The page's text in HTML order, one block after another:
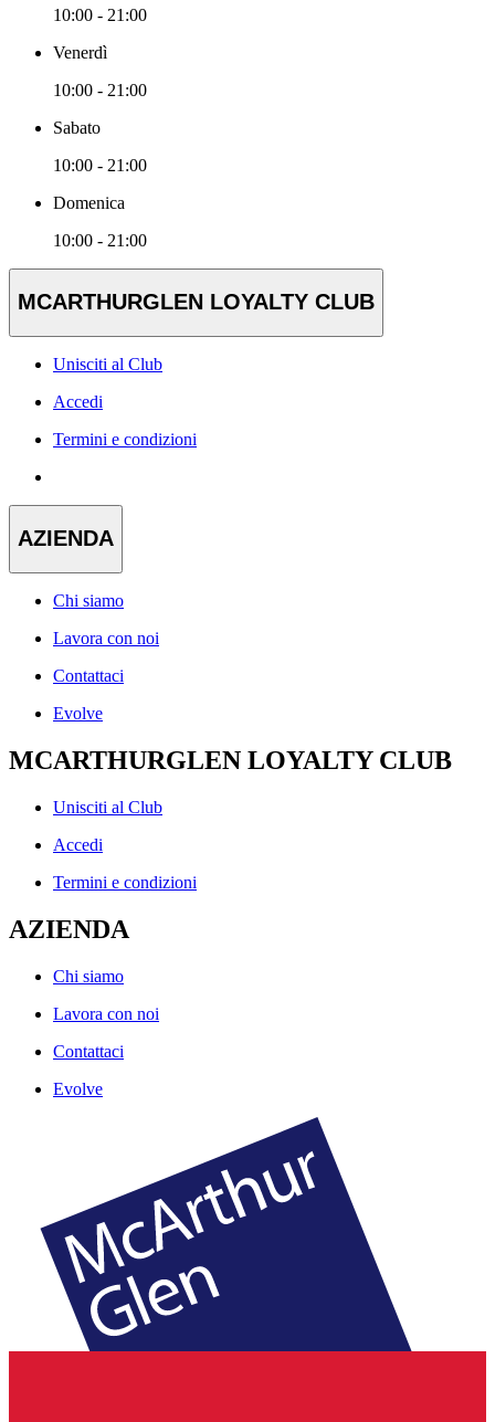
10:00 - 21:00
Venerdì
10:00 - 21:00
Sabato
10:00 - 21:00
Domenica
10:00 - 21:00
MCARTHURGLEN LOYALTY CLUB
Unisciti al Club
Accedi
Termini e condizioni
AZIENDA
Chi siamo
Lavora con noi
Contattaci
Evolve
MCARTHURGLEN LOYALTY CLUB
Unisciti al Club
Accedi
Termini e condizioni
AZIENDA
Chi siamo
Lavora con noi
Contattaci
Evolve